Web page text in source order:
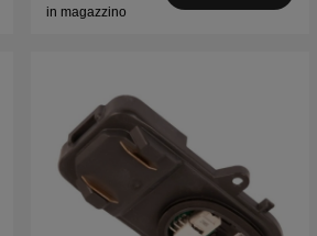
in magazzino